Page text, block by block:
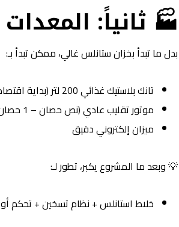
🏭 ثانياً:
بدل ما تبدأ بخزان ستانلس غالي، ممكن تبدأ بـ:
تانك بلاستيك غذائي 200 لتر (بداية اقتصادية)
موتور تقليب عادي (نص حصان – 1 حصان)
ميزان إلكتروني دقيق
💡 وبعد ما المشروع يكبر، تطور لـ:
خلاط استانلس + نظام تسخين + تحكم